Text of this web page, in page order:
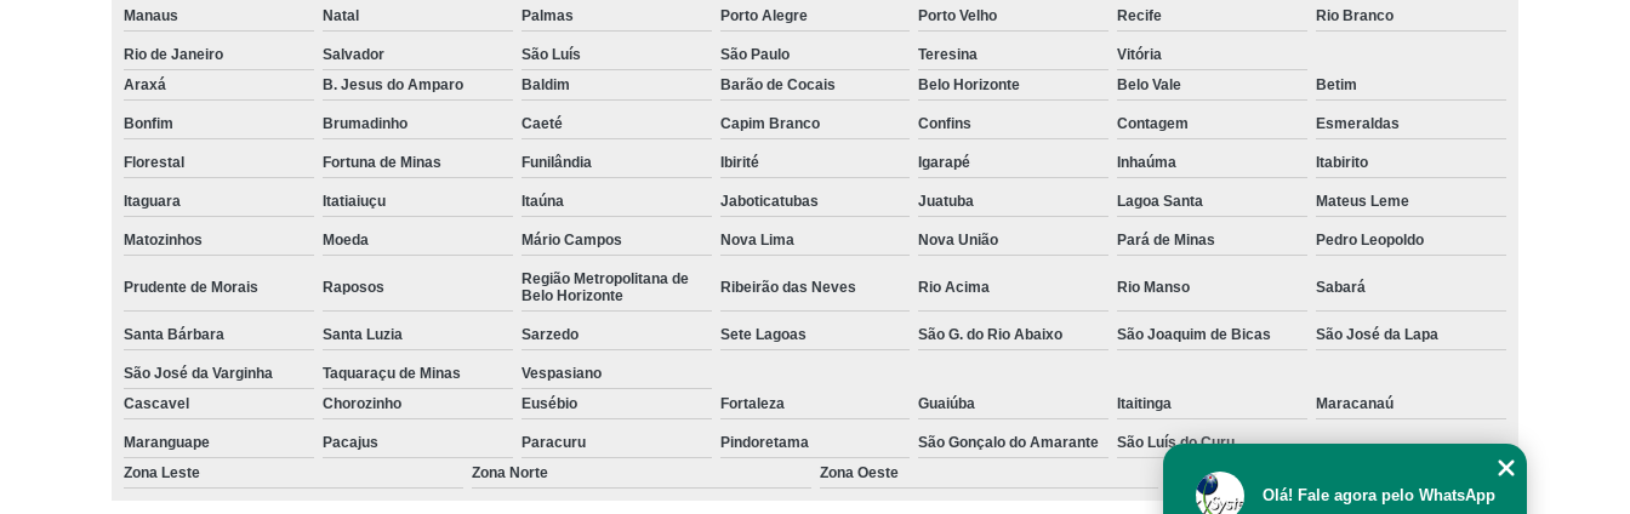
Empresa de Rastreamento Veicular Belo Horizonte
Empresa de Rastreamento Veicular Minas Gerais
Empresas de Monitoramento e Rastreamento
Rastreamento Automotivo
Rastreamento de Veículos
Rastreamento e Monitoramento Veicular
Rastreamento para Carros
Detector de Fadiga
Detector de Fadiga do Motorista
Detector de Fadiga para Motorista
Sensor Anti Fadiga
Sensor de Fadiga
Sensor de Fadiga e Distração
Sensor de Fadiga para Caminhões
Camera Gravadora Veicular
Camera Veicular Gravador
Cameras para Veiculos com Gravador
Gravador de Imagens Veiculares
Gravador de Video Veicular
Gravador Digital Veicular Gravador Dvr Veicular
Manaus Natal Palmas Porto Alegre Porto Velho Recife Rio Branco
Rio de Janeiro Salvador São Luís São Paulo Teresina
Vitória
Araxá
B. Jesus do Amparo Baldim Barão de Cocais Belo Horizonte Belo Vale Betim
Bonfim Brumadinho Caeté Capim Branco Confins Contagem Esmeraldas
Florestal Fortuna de Minas Funilândia Ibirité Igarapé Inhaúma Itabirito
Itaguara Itatiaiuçu Itaúna Jaboticatubas Juatuba Lagoa Santa Mateus Leme
Matozinhos Moeda Mário Campos Nova Lima Nova União Pará de Minas Pedro Leopoldo
Prudente de Morais Raposos
Região Metropolitana de
Belo Horizonte
Ribeirão das Neves Rio Acima Rio Manso Sabará
Santa Bárbara Santa Luzia Sarzedo Sete Lagoas São G. do Rio Abaixo São Joaquim de Bicas São José da Lapa
São José da Varginha Taquaraçu de Minas
Vespasiano
Cascavel
Chorozinho Eusébio Fortaleza Guaiúba Itaitinga Maracanaú
Maranguape Pacajus Paracuru Pindoretama São Gonçalo do Amarante
São Luís do Curu
Zona Leste
Zona Norte Zona Oeste Zona Sul
Olá! Fale agora pelo WhatsApp